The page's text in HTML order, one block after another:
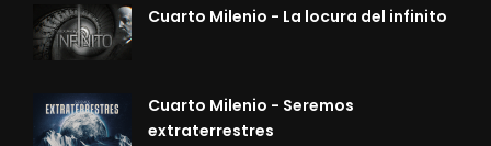
Cuarto Milenio - La locura del infinito
Cuarto Milenio - Seremos
extraterrestres